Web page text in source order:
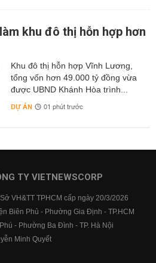
khu đô thị hỗn hợp hơn
Khu đô thị hỗn hợp Vĩnh Lương,
tổng vốn hơn 49.000 tỷ đồng vừa
được UBND Khánh Hòa trình...
DỰ ÁN 01 phút trước
TY VIETNEWSCORP
VH&TT TPHCM cấp ngày 20/3/2026
Biên Phủ - Phường Gia Định - TP.HCM
- Phường Ba Đình - TP. Hà Nội
Minh Quyết